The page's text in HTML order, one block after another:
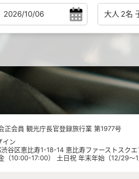
正会員 観光庁長官登録旅行業 第1977号
イン
谷区恵比寿1-18-14 恵比寿ファーストスクエ
10:00-17:00） 土日祝 年末年始（12/29～